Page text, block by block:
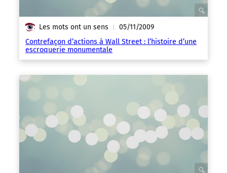
Les mots ont un sens | 05/11/2009
Contrefaçon d’actions à Wall Street : l’histoire d’une
escroquerie monumentale